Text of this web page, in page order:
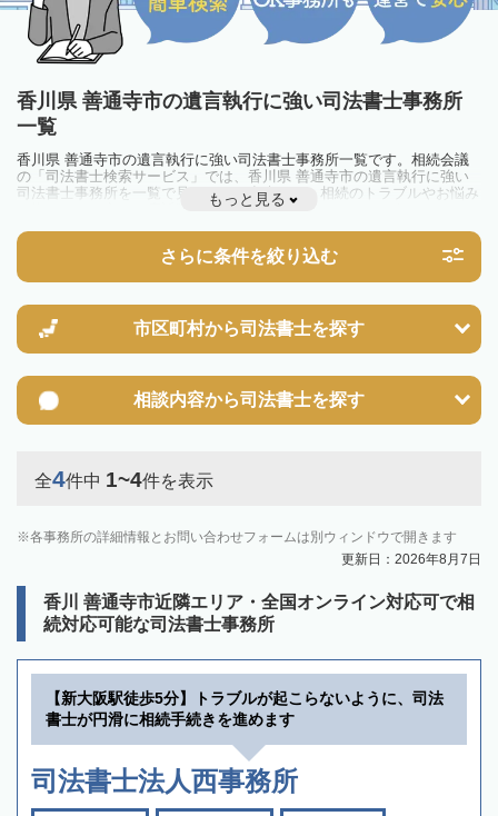
香川県 善通寺市の遺言執行に強い司法書士事務所
一覧
香川県 善通寺市の遺言執行に強い司法書士事務所一覧です。相続会議
の「司法書士検索サービス」では、香川県 善通寺市の遺言執行に強い
司法書士事務所を一覧で見ることが出来ます。相続のトラブルやお悩み
を抱えている方は一度近隣の司法書士に相談してみましょう。
もっと見る
さらに条件を絞り込む
市区町村から司法書士を探す
相談内容から司法書士を探す
全4件中 1~4件を表示
各事務所の詳細情報とお問い合わせフォームは別ウィンドウで開きます
更新日：2026年8月7日
香川 善通寺市近隣エリア・全国オンライン対応可で相
続対応可能な司法書士事務所
【新大阪駅徒歩5分】トラブルが起こらないように、司法
書士が円滑に相続手続きを進めます
司法書士法人西事務所